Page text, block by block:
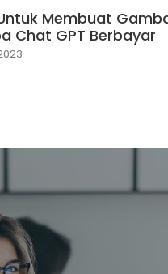
Membuat
Chat GPT Berbayar